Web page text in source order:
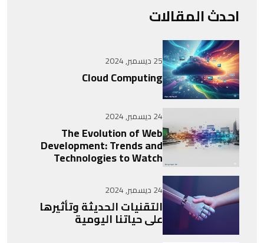
احدث المقالات
25 ديسمبر, 2024
Cloud Computing
24 ديسمبر, 2024
The Evolution of Web
Development: Trends and
Technologies to Watch
24 ديسمبر, 2024
التقنيات الحديثة وتأثيرها
على حياتنا اليومية